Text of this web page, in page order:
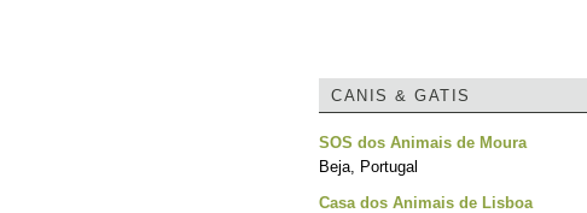
CANIS & GATIS
SOS dos Animais de Moura
Beja, Portugal
Casa dos Animais de Lisboa